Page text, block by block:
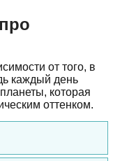
от того, в
каждый день
которая
оттенком.